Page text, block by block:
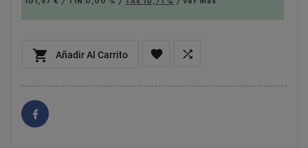
 Añadir Al Carrito  